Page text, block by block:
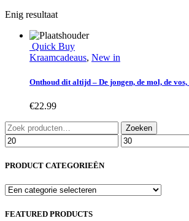
Enig resultaat
Quick Buy
Kraamcadeaus, New in
Onthoud dit altijd – De jongen, de mol, de
€22.99
Zoeken
naar:
Zoeken
op
Min.
prijs
Max.
prijs
PRODUCT CATEGORIEËN
FEATURED PRODUCTS